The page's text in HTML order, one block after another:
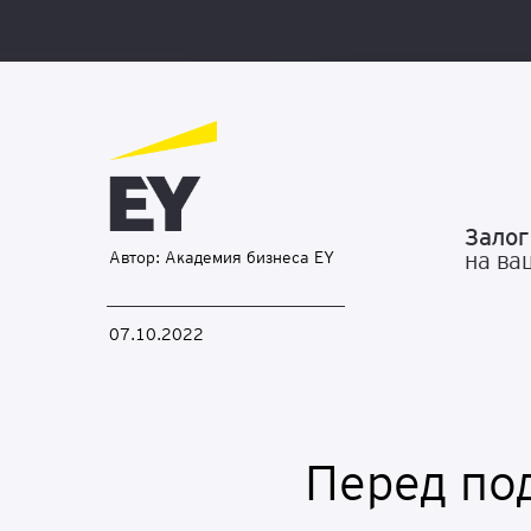
Аудит и внутренний контроль
на
Автор: Академия бизнеса EY
07.10.2022
Перед